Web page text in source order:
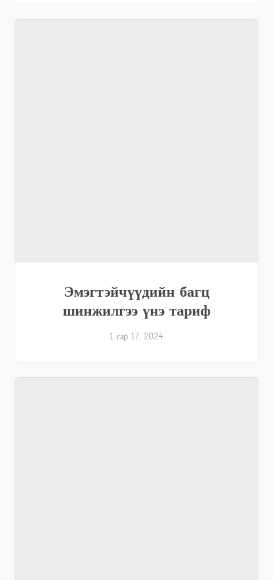
Эмэгтэйчүүдийн багц
шинжилгээ үнэ тариф
1 сар 17, 2024